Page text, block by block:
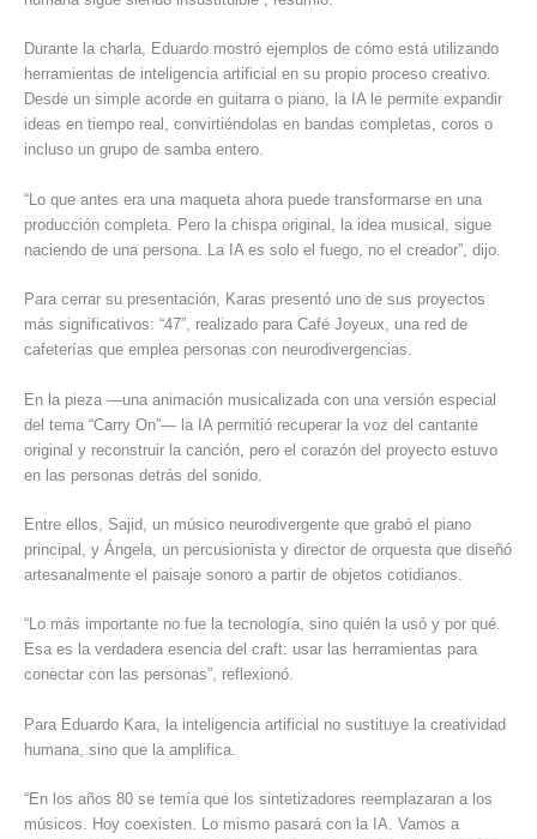
Durante la charla, Eduardo mostró ejemplos de cómo está utilizando
herramientas de inteligencia artificial en su propio proceso creativo.
Desde un simple acorde en guitarra o piano, la IA le permite expandir
ideas en tiempo real, convirtiéndolas en bandas completas, coros o
incluso un grupo de samba entero.
“Lo que antes era una maqueta ahora puede transformarse en una
producción completa. Pero la chispa original, la idea musical, sigue
naciendo de una persona. La IA es solo el fuego, no el creador”, dijo.
Para cerrar su presentación, Karas presentó uno de sus proyectos
más significativos: “47”, realizado para Café Joyeux, una red de
cafeterías que emplea personas con neurodivergencias.
En la pieza —una animación musicalizada con una versión especial
del tema “Carry On”— la IA permitió recuperar la voz del cantante
original y reconstruir la canción, pero el corazón del proyecto estuvo
en las personas detrás del sonido.
Entre ellos, Sajid, un músico neurodivergente que grabó el piano
principal, y Ángela, un percusionista y director de orquesta que diseñó
artesanalmente el paisaje sonoro a partir de objetos cotidianos.
“Lo más importante no fue la tecnología, sino quién la usó y por qué.
Esa es la verdadera esencia del craft: usar las herramientas para
conectar con las personas”, reflexionó.
Para Eduardo Kara, la inteligencia artificial no sustituye la creatividad
humana, sino que la amplifica.
“En los años 80 se temía que los sintetizadores reemplazaran a los
músicos. Hoy coexisten. Lo mismo pasará con la IA. Vamos a